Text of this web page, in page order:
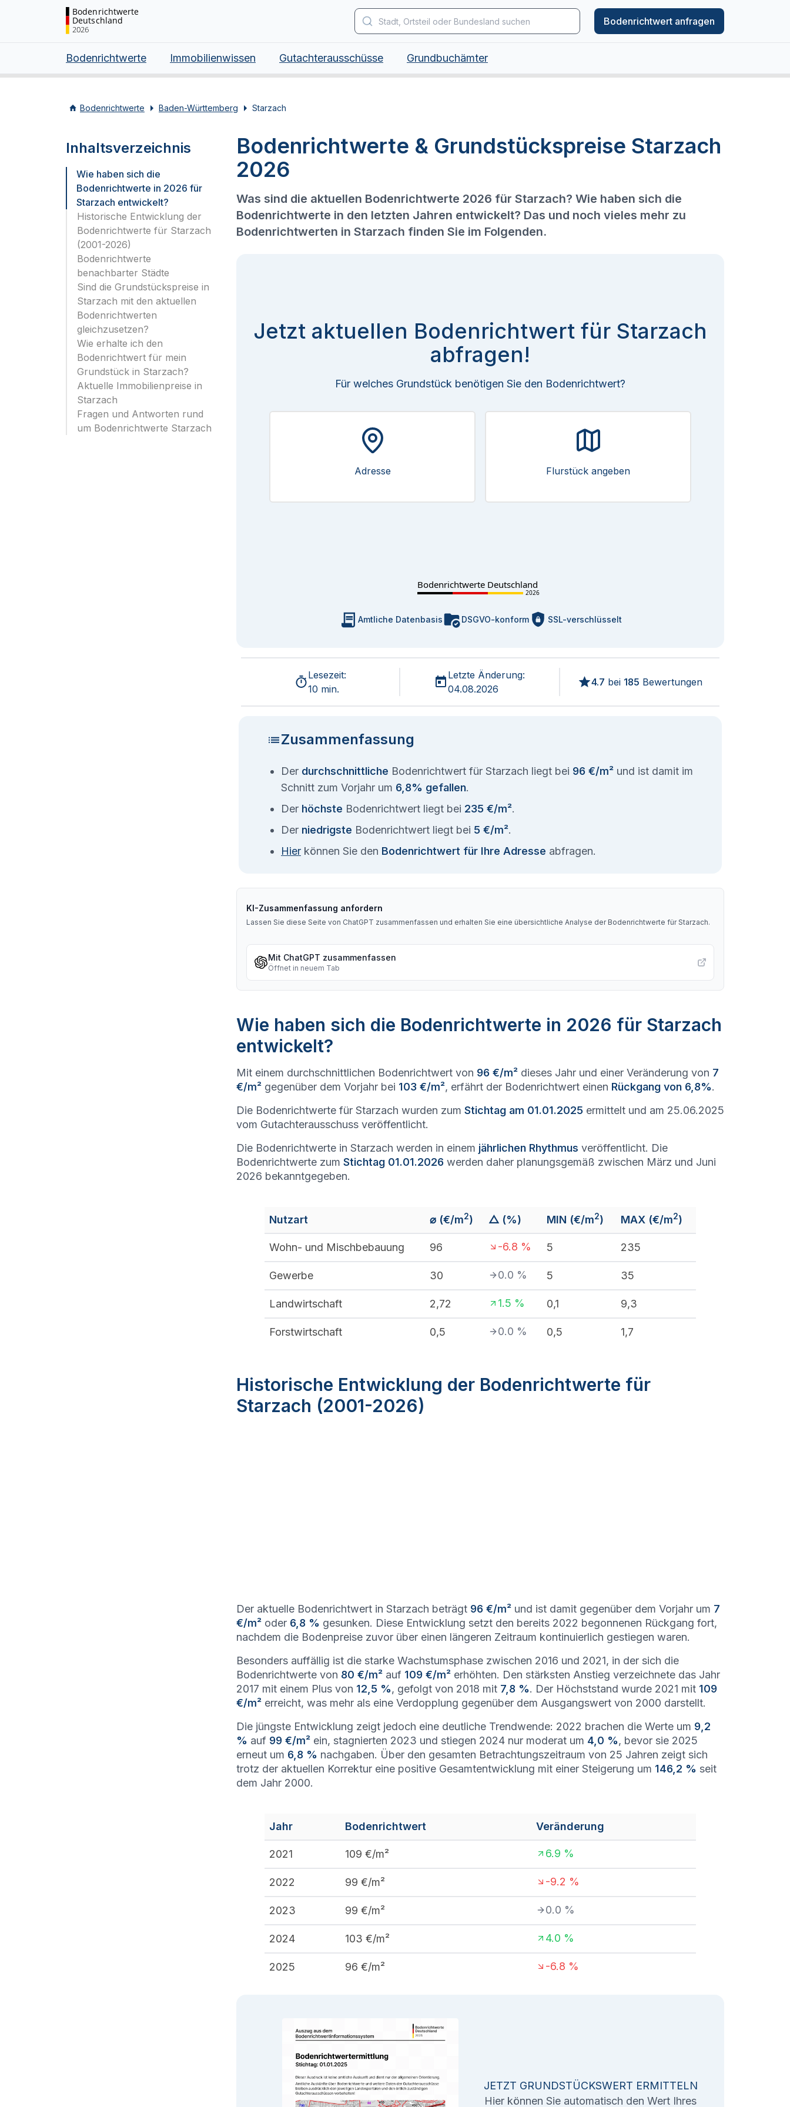
Bodenrichtwerte
Deutschland
2026
Bodenrichtwert anfragen
Bodenrichtwerte Immobilienwissen Gutachterausschüsse Grundbuchämter
Bodenrichtwerte Baden-Württemberg Starzach
Inhaltsverzeichnis
Wie haben sich die
Bodenrichtwerte in 2026 für
Starzach entwickelt?
Historische Entwicklung der
Bodenrichtwerte für Starzach
(2001-2026)
Bodenrichtwerte
benachbarter Städte
Sind die Grundstückspreise in
Starzach mit den aktuellen
Bodenrichtwerten
gleichzusetzen?
Wie erhalte ich den
Bodenrichtwert für mein
Grundstück in Starzach?
Aktuelle Immobilienpreise in
Starzach
Fragen und Antworten rund
um Bodenrichtwerte Starzach
Bodenrichtwerte & Grundstückspreise Starzach
2026
Was sind die aktuellen Bodenrichtwerte 2026 für Starzach? Wie haben sich die
Bodenrichtwerte in den letzten Jahren entwickelt? Das und noch vieles mehr zu
Bodenrichtwerten in Starzach finden Sie im Folgenden.
Jetzt aktuellen Bodenrichtwert für Starzach
abfragen!
Für welches Grundstück benötigen Sie den Bodenrichtwert?
Adresse Flurstück angeben
Bodenrichtwerte Deutschland
2026
Amtliche Datenbasis DSGVO-konform SSL-verschlüsselt
Lesezeit:
10 min.
Letzte Änderung:
04.08.2026
4.7 bei 185 Bewertungen
Zusammenfassung
Der durchschnittliche Bodenrichtwert für Starzach liegt bei 96 €/m² und ist damit im
Schnitt zum Vorjahr um 6,8% gefallen.
Der höchste Bodenrichtwert liegt bei 235 €/m².
Der niedrigste Bodenrichtwert liegt bei 5 €/m².
Hier können Sie den Bodenrichtwert für Ihre Adresse abfragen.
KI-Zusammenfassung anfordern
Lassen Sie diese Seite von ChatGPT zusammenfassen und erhalten Sie eine übersichtliche Analyse der Bodenrichtwerte fürStarzach.
Mit ChatGPT zusammenfassen
Öffnet in neuem Tab
Wie haben sich die Bodenrichtwerte in 2026 für Starzach
entwickelt?
Mit einem durchschnittlichen Bodenrichtwert von 96 €/m² dieses Jahr und einer Veränderung von 7
€/m² gegenüber dem Vorjahr bei 103 €/m², erfährt der Bodenrichtwert einen Rückgang von 6,8%.
Die Bodenrichtwerte für Starzach wurden zum Stichtag am 01.01.2025 ermittelt und am 25.06.2025
vom Gutachterausschuss veröffentlicht.
Die Bodenrichtwerte in Starzach werden in einem jährlichen Rhythmus veröffentlicht. Die
Bodenrichtwerte zum Stichtag 01.01.2026 werden daher planungsgemäß zwischen März und Juni
2026 bekanntgegeben.
Nutzart ⌀ (€/m2) △ (%) MIN (€/m2) MAX (€/m2)
Wohn- und Mischbebauung 96 -6.8 % 5 235
Gewerbe 30 0.0 % 5 35
Landwirtschaft 2,72 1.5 % 0,1 9,3
Forstwirtschaft 0,5 0.0 % 0,5 1,7
Historische Entwicklung der Bodenrichtwerte für
Starzach (2001-2026)
Der aktuelle Bodenrichtwert in Starzach beträgt 96 €/m² und ist damit gegenüber dem Vorjahr um 7
€/m² oder 6,8 % gesunken. Diese Entwicklung setzt den bereits 2022 begonnenen Rückgang fort,
nachdem die Bodenpreise zuvor über einen längeren Zeitraum kontinuierlich gestiegen waren.
Besonders auffällig ist die starke Wachstumsphase zwischen 2016 und 2021, in der sich die
Bodenrichtwerte von 80 €/m² auf 109 €/m² erhöhten. Den stärksten Anstieg verzeichnete das Jahr
2017 mit einem Plus von 12,5 %, gefolgt von 2018 mit 7,8 %. Der Höchststand wurde 2021 mit 109
€/m² erreicht, was mehr als eine Verdopplung gegenüber dem Ausgangswert von 2000 darstellt.
Die jüngste Entwicklung zeigt jedoch eine deutliche Trendwende: 2022 brachen die Werte um 9,2
% auf 99 €/m² ein, stagnierten 2023 und stiegen 2024 nur moderat um 4,0 %, bevor sie 2025
erneut um 6,8 % nachgaben. Über den gesamten Betrachtungszeitraum von 25 Jahren zeigt sich
trotz der aktuellen Korrektur eine positive Gesamtentwicklung mit einer Steigerung um 146,2 % seit
dem Jahr 2000.
Jahr Bodenrichtwert Veränderung
2021 109 €/m² 6.9 %
2022 99 €/m² -9.2 %
2023 99 €/m² 0.0 %
2024 103 €/m² 4.0 %
2025 96 €/m² -6.8 %
JETZT GRUNDSTÜCKSWERT ERMITTELN
Hier können Sie automatisch den Wert Ihres